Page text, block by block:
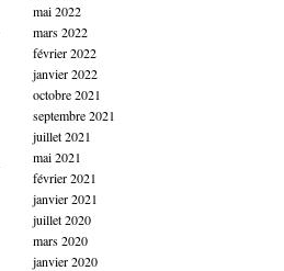
mai 2022
mars 2022
février 2022
janvier 2022
octobre 2021
septembre 2021
juillet 2021
mai 2021
février 2021
janvier 2021
juillet 2020
mars 2020
janvier 2020